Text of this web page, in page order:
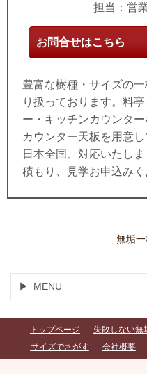
担当：営
お問合せはこちら
豊富な樹種・サイズの
り扱っております。料
ー・キッチンカウンタ
カウンター天板を用意し
日本全国、対応いたし
積もり、見学お申込みく
無垢
MENU
トップページ 失敗しない無
サイズでさがす
会社概要